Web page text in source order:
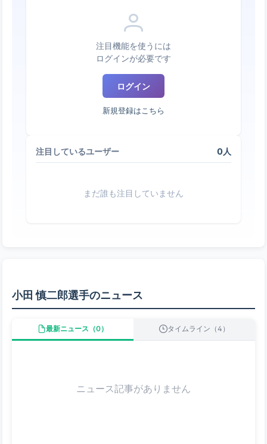
注目機能を使うには
ログインが必要です
ログイン
新規登録はこちら
注目しているユーザー 0人
まだ誰も注目していません
小田 慎二郎選手のニュース
最新ニュース（0） タイムライン（4）
ニュース記事がありません